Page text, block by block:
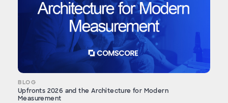
BLOG
Upfronts 2026 and the Architecture for Modern
Measurement